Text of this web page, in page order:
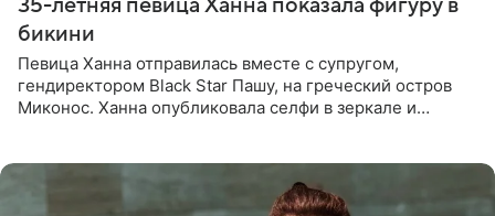
35-летняя певица Ханна показала фигуру в
бикини
Певица Ханна отправилась вместе с супругом,
гендиректором Black Star Пашу, на греческий остров
Миконос. Ханна опубликовала селфи в зеркале и